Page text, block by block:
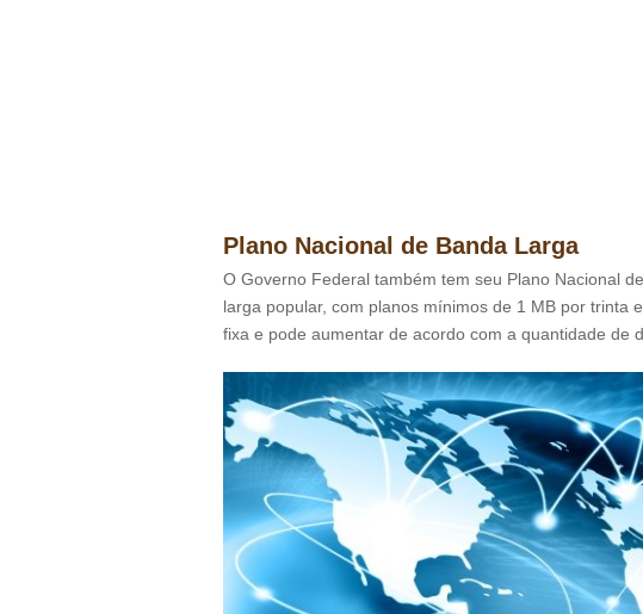
Plano Nacional de Banda Larga
O Governo Federal também tem seu Plano Nacional
larga popular, com planos mínimos de 1 MB por trinta
fixa e pode aumentar de acordo com a quantidade de